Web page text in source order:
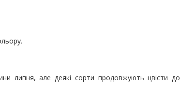
липня, але деякі сорти продовжують цвісти до